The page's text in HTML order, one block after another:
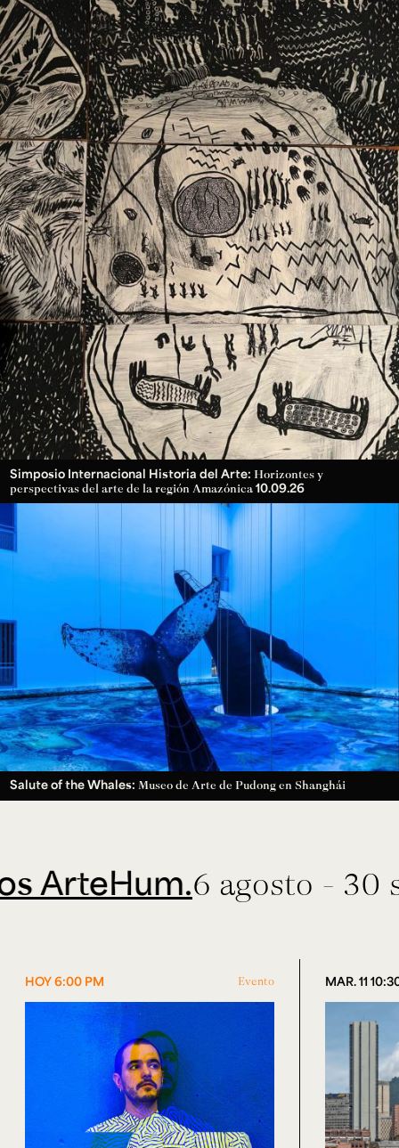
Configuración de cookies
Universidad de los Andes | Vigilada Mineducación.
Reconocimiento como universidad: Decreto 1297 del 30
de mayo de 1964. Reconocimiento de personería jurídica:
Resolución 28 del 23 de febrero de 1949, Minjusticia.
Acreditación institucional de alta calidad, 10 años:
Resolución 000194 del 16 de enero del 2025.
Ext. 2626
Posgrados
Ext. 4925
Educación
Continua
Ext. 4795
Simposio Internacional Historia del Arte: Horizontes y
perspectivas del arte de la región Amazónica 10.09.26
Salute of the Whales: Museo de Arte de Pudong en Shanghái
6 agosto - 30
HOY 6:00 PM Evento MAR. 11